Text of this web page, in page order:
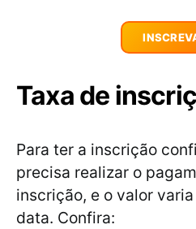
Taxa de
Para ter a inscrição
precisa realizar o
inscrição, e o valor
data. Confira: